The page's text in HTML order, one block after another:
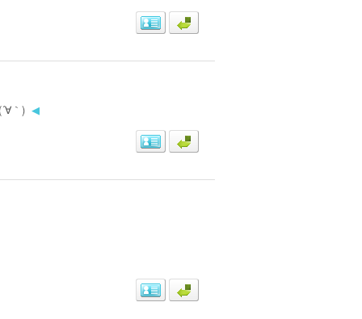
｀) ◀